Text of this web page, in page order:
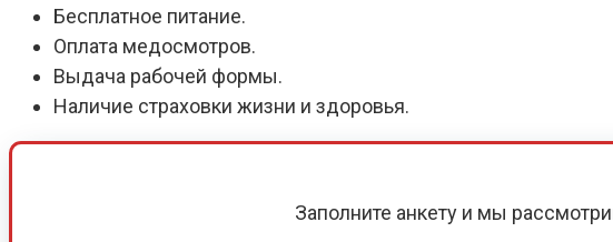
Бесплатное питание.
Оплата медосмотров.
Выдача рабочей формы.
Наличие страховки жизни и здоровья.
Заполните анкету и мы